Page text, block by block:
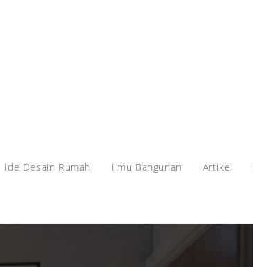
Ide Desain Rumah Ilmu Bangunan Artikel